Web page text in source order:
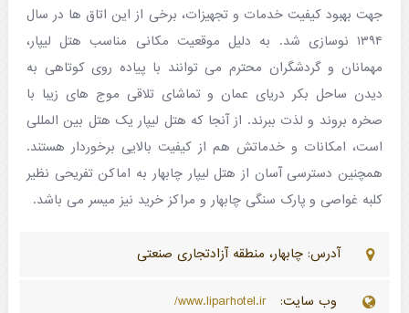
جاذبه‌های
گردشگری
جهت بهبود کیفیت خدمات و تجهیزات، برخی از این اتاق ها در سال
۱۳۹۴ نوسازی شد. به دلیل موقعیت مکانی مناسب هتل لیپار،
مهمانان و گردشگران محترم می توانند با پیاده روی کوتاهی به
دیدن ساحل بکر دریای عمان و تماشای تلاقی موج های زیبا با
صخره بروند و لذت ببرند. از آنجا که هتل لیپار یک هتل بین ‌المللی
است، امکانات و خدماتش هم از کیفیت بالایی برخوردار هستند.
همچنین دسترسی آسان از هتل لیپار چابهار به اماکن تفریحی نظیر
کلبه غواصی و پارک سنگی چابهار و مراکز خرید نیز میسر می باشد.
آدرس: چابهار، منطقه آزادتجاری صنعتی
وب سایت: